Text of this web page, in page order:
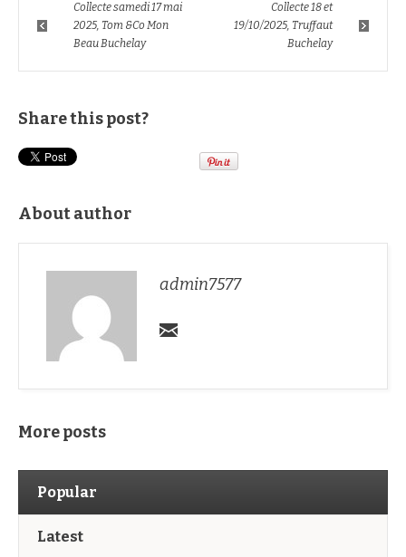
Collecte samedi 17 mai
2025, Tom &Co Mon
Beau Buchelay
Collecte 18 et
19/10/2025, Truffaut
Buchelay
Share this post?
About author
admin7577
More posts
Popular
Latest